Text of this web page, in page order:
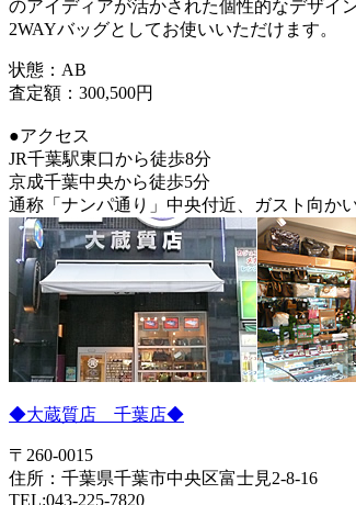
のアイディアが活かされた個性的なデザイン
2WAYバッグとしてお使いいただけます。
状態：AB
査定額：300,500円
●アクセス
JR千葉駅東口から徒歩8分
京成千葉中央から徒歩5分
通称「ナンパ通り」中央付近、ガスト向かい
◆大蔵質店 千葉店◆
〒260-0015
住所：千葉県千葉市中央区富士見2-8-16
TEL:043-225-7820